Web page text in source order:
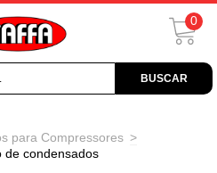
BUSCAR
0
para Compressores >
de condensados